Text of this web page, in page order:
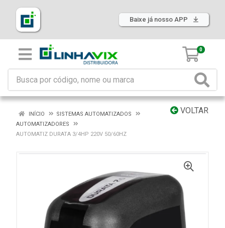
Baixe já nosso APP
0
VOLTAR
INÍCIO
SISTEMAS AUTOMATIZADOS
AUTOMATIZADORES
AUTOMATIZ DURATA 3/4HP 220V 50/60HZ